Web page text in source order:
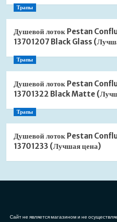
Трапы
Душевой лоток Pestan
13701207 Black Glass
Трапы
Душевой лоток Pestan
13701322 Black Matte
Трапы
Душевой лоток Pestan
13701233 (Лучшая цена)
Сайт не является магазином и не